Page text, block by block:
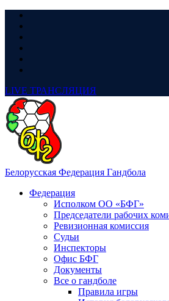
LIVE ТРАНСЛЯЦИЯ
Белорусская Федерация Гандбола
Федерация
Исполком ОО «БФГ»
Председатели рабочих
Ревизионная комиссия
Судьи
Инспекторы
Офис БФГ
Документы
Все о гандболе
Правила игры